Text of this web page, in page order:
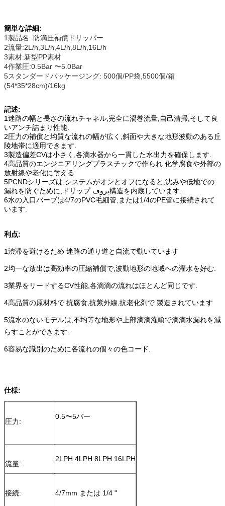
簡単な詳細:
1製品名: 防滴圧補償ドリッパー
2流量:2L/h,3L/h,4L/h,8L/h,16L/h
3素材:新型PP素材
4作業圧:0.5Bar 〜5.0Bar
5スタンダードパッケージング: 500個/PP袋,5500個/箱
(54*35*28cm)/16kg
記述:
1迷路の幅と長さの流れチャネル,完全に渦巻流量,自己清掃,そして良
いアンチ詰まり性能.
2圧力の補償と均質な流れの幅が広く,斜面や大きな地形波動のある丘
陵地帯に適用できます.
3製造偏差CVは小さく,各滴水器から一貫した水出力を確保します.
4高品質のエンジニアリングプラスチックで作られ 化学腐食や外部の
放射線や老化に耐える
5PCNDシリーズは,システムがオンとオフになると,沈みや低地での
漏れを防ぐために,ドリップ پروف構造を内蔵しています.
6水の入口バーブは4/7のPVC毛細管,または1/4のPE管に接続されて
います.
利点:
1渋滞を避けるため 迷路の通り道と自流で動いています
2均一な放出は高効率の圧縮補償で,波動地形の地域への灌水を好む.
3業界をリードするCV性能,各滴滴の流れはほとんど同じです.
4高品質の原材料で 抗腐食,抗紫外線,抗老化剤で 製造されています
5流水のないモデルは,不均等な地形や上部滴滴灌輸で滴滴水漏れを減
らすことができます.
6容易な識別のために各流れの個々の色コード.
仕様:
圧力:
0.5〜5バー
流量:
2LPH 4LPH 8LPH 16LPH
接続: 4/7mm または 1/4 "